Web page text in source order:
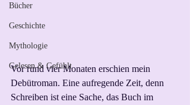
Bücher
Geschichte
Mythologie
Gelesen & Gefühlt
Vor rund vier Monaten erschien mein
Debütroman. Eine aufregende Zeit, denn
Schreiben ist eine Sache, das Buch im